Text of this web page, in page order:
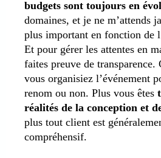
budgets sont toujours en
domaines, et je ne m’attends
plus important en fonction de
Et pour gérer les attentes en
faites preuve de transparence.
vous organisiez l’événement
renom ou non. Plus vous êtes
réalités de la conception et
plus tout client est
compréhensif.